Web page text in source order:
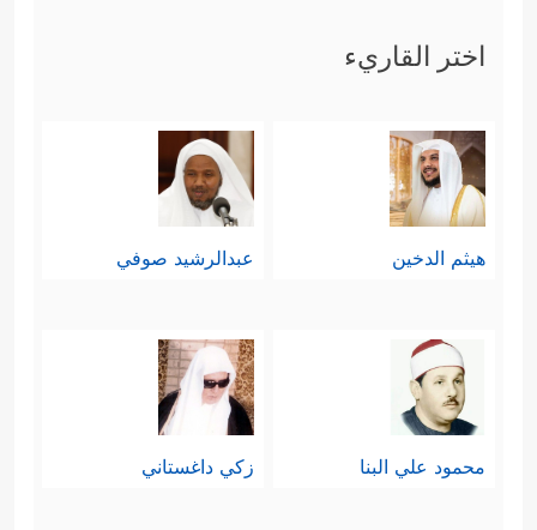
﴿١٦﴾
ٱذۡهَبۡ إِلَىٰ فِرۡعَوۡنَ إِنَّهُۥ طَغَىٰ
﴿١٩﴾
فَأَرَىٰهُ ٱلۡـَٔایَةَ ٱلۡكُبۡرَىٰ﴿٢٠﴾
فَكَذَّبَ وَعَصَىٰ
﴿٢١﴾
ثُمَّ أَدۡبَرَ یَسۡعَىٰ ﴿٢٢﴾
فَحَشَرَ فَنَادَىٰ
فَقَالَ أَنَا۠ رَبُّكُمُ ٱلۡأَعۡلَىٰ ﴿٢٤﴾
فَأَخَذَهُ ٱللَّهُ
نَكَالَ ٱلۡأَخِرَةِ وَٱلۡأُولَىٰۤ
إِنَّ فِی ذَ ٰ⁠لِكَ لَعِبۡرَةࣰ لِّمَن
یَخۡشَىٰۤ﴾
اختر القاريء
هيثم الدخين عبدالرشيد صوفي
محمود علي البنا زكي داغستاني